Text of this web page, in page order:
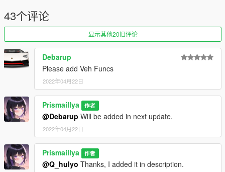
my permission.
3. The license plate include in this mod is virtual. If any
resemblance of a license number in this mod to a car in real life
is purely incidental.
[ CONTACT ]
https://discord.gg/3KKtpQT
Interesting facts: I have this car in my real life, so I can easy to
add more details for it, and this car will also become one of the
mods I plan to update in the future.
-------------------------------------------------
2017 大众途观 2.0 TSI
[ 功能和特性 ]
43个评论
显示其他20旧评论
Debarup
Please add Veh Funcs
2022年04月22日
Prismaillya 作者
@Debarup Will be added in next update.
2022年04月22日
Prismaillya 作者
@Q_hulyo Thanks, I added it in description.